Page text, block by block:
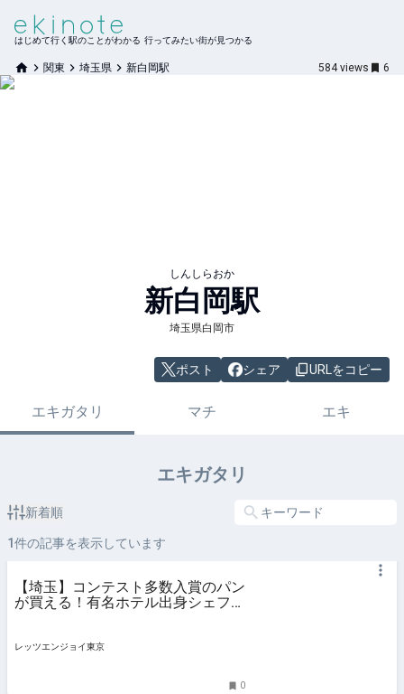
はじめて行く駅のことがわかる 行ってみたい街が見つかる
関東 埼玉県 新白岡駅 584 views 6
しんしらおか
新白岡駅
埼玉県白岡市
ポスト シェア URLをコピー
エキガタリ マチ エキ
エキガタリ
新着順
1件の記事を表示しています
【埼玉】コンテスト多数入賞のパン
が買える！有名ホテル出身シェフが
レッツエンジョイ東京
0